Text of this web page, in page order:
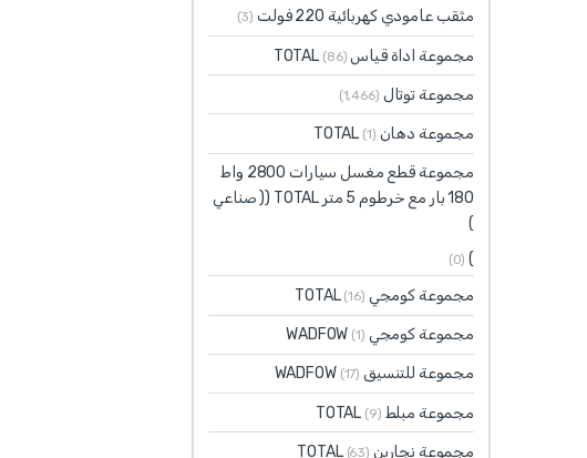
مثقب عامودي كهربائية 220 فولت (3)
مجموعة اداة قياس TOTAL (86)
مجموعة توتال (1٬466)
مجموعة دهان TOTAL (1)
مجموعة قطع مغسل سيارات 2800 واط
180 بار مع خرطوم 5 متر TOTAL (( صناعي
)
)
(0)
مجموعة كومجي TOTAL (16)
مجموعة كومجي WADFOW (1)
مجموعة للتنسيق WADFOW (17)
مجموعة مبلط TOTAL (9)
مجموعة نجارين TOTAL (63)